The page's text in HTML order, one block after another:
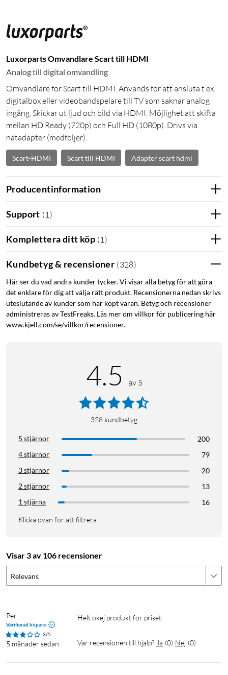
Luxorparts Omvandlare Scart till HDMI
Analog till digital omvandling
Omvandlare för Scart till HDMI. Används för att ansluta t.ex.
digitalbox eller videobandspelare till TV som saknar analog
ingång. Skickar ut ljud och bild via HDMI. Möjlighet att skifta
mellan HD Ready (720p) och Full HD (1080p). Drivs via
nätadapter (medföljer).
Scart-HDMI Scart till HDMI Adapter scart hdmi
Producentinformation
Support (1 )
Komplettera ditt köp (1 )
Kundbetyg & recensioner (328)
Här ser du vad andra kunder tycker. Vi visar alla betyg för att göra
det enklare för dig att välja rätt produkt. Recensionerna nedan skrivs
uteslutande av kunder som har köpt varan. Betyg och recensioner
administreras av TestFreaks. Läs mer om villkor för publicering här
www.kjell.com/se/villkor/recensioner.
4.5 av 5
328 kundbetyg
5 stjärnor
200
4 stjärnor
79
3 stjärnor
20
2 stjärnor
13
1 stjärna
16
Klicka ovan för att filtrera
Visar 3 av 106 recensioner
Relevans
Per
Verifierad köpare
3/5
5 månader sedan
Helt okej produkt för priset.
Var recensionen till hjälp? Ja (0) Nej (0)